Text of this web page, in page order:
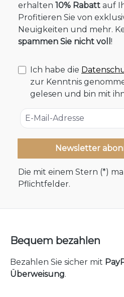
erhalten 10% Rabatt auf
Profitieren Sie von
Neuigkeiten und mehr.
spammen Sie nicht voll !
Ich habe die
zur Kenntnis
gelesen und bin mit
Newsletter
Die mit einem Stern (*)
Pflichtfelder.
Bequem bezahlen
Bezahlen Sie sicher mit
Überweisung.